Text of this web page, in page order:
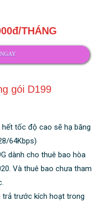
THÁNG
gói D199
hết tốc độ cao sẽ hạ băng
64Kbps)
dành cho thuê bao hòa
Và thuê bao chưa tham
trả trước kích hoạt trong